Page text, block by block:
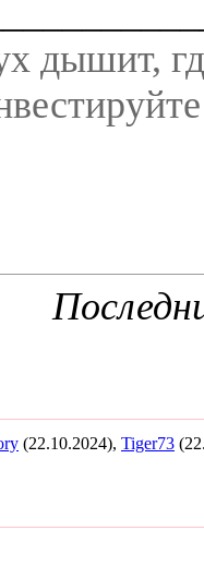
дышит,
(22.10.2024), Tiger73